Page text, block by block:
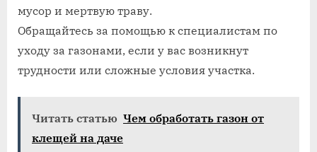
мусор и мертвую траву.
Обращайтесь за помощью к специалистам по
уходу за газонами, если у вас возникнут
трудности или сложные условия участка.
Читать статью Чем обработать газон от
клещей на даче